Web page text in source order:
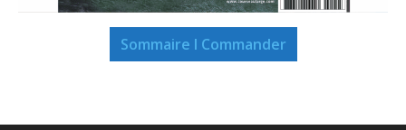
Sommaire I Commander